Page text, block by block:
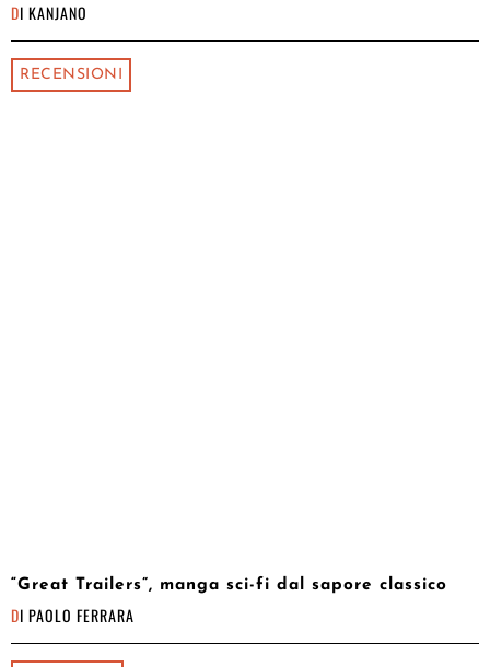
DI KANJANO
RECENSIONI
“Great Trailers”, manga sci-fi dal sapore classico
DI PAOLO FERRARA